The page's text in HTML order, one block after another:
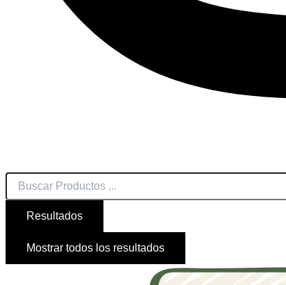
Resultados
Mostrar todos los resultados